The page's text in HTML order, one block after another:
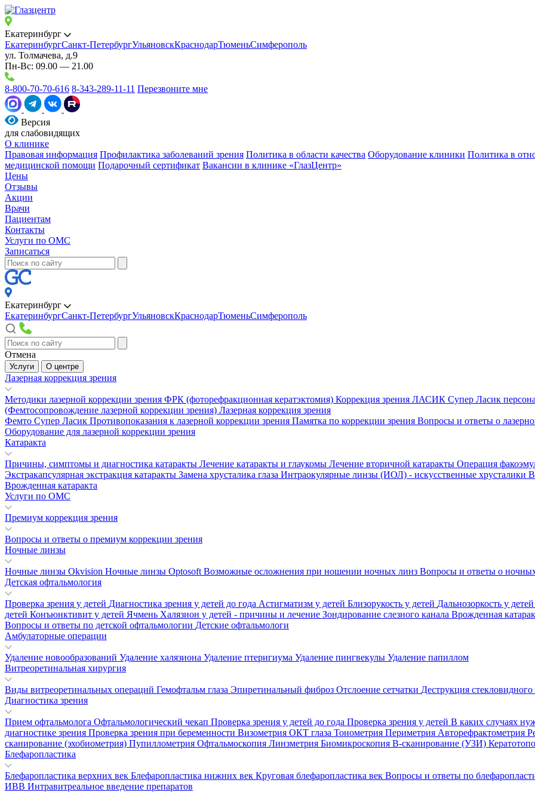
Екатеринбург
ЕкатеринбургСанкт-ПетербургУльяновскКраснодарТюменьСимферополь
ул. Толмачева, д.9
Пн-Вс: 09.00 — 21.00
8-800-70-70-616 8-343-289-11-11 Перезвоните мне
Версия
для слабовидящих
О клинике
Правовая информация Профилактика заболеваний зрения Политика в области качества Оборудование клиники Политика в
медицинской помощи Подарочный сертификат Вакансии в клинике «ГлазЦентр»
Цены
Отзывы
Акции
Врачи
Пациентам
Контакты
Услуги по ОМС
Записаться
Екатеринбург
ЕкатеринбургСанкт-ПетербургУльяновскКраснодарТюменьСимферополь
Отмена
Услуги О центре
Лазерная коррекция зрения
Методики лазерной коррекции зрения ФРК (фоторефракционная кератэктомия) Коррекция зрения ЛАСИК Супер Ласик
(Фемтосопровождение лазерной коррекции зрения) Лазерная коррекция зрения
Фемто Супер Ласик Противопоказания к лазерной коррекции зрения Памятка по коррекции зрения Вопросы и ответы о
Оборудование для лазерной коррекции зрения
Катаракта
Причины, симптомы и диагностика катаракты Лечение катаракты и глаукомы Лечение вторичной катаракты Операция
Экстракапсулярная экстракция катаракты Замена хрусталика глаза Интраокулярные линзы (ИОЛ) - искусственные хрусталики
Врожденная катаракта
Услуги по ОМС
Премиум коррекция зрения
Вопросы и ответы о премиум коррекции зрения
Ночные линзы
Ночные линзы Okvision Ночные линзы Optosoft Возможные осложнения при ношении ночных линз Вопросы и ответы о
Детская офтальмология
Проверка зрения у детей Диагностика зрения у детей до года Астигматизм у детей Близорукость у детей Дальнозоркость у детей
детей Конъюнктивит у детей Ячмень Халязион у детей - причины и лечение Зондирование слезного канала Врожденная
Вопросы и ответы по детской офтальмологии Детские офтальмологи
Амбулаторные операции
Удаление новообразований Удаление халязиона Удаление птеригиума Удаление пингвекулы Удаление папиллом
Витреоретинальная хирургия
Виды витреоретинальных операций Гемофтальм глаза Эпиретинальный фиброз Отслоение сетчатки Деструкция стекловидного
Диагностика зрения
Прием офтальмолога Офтальмологический чекап Проверка зрения у детей до года Проверка зрения у детей В каких случаях
диагностике зрения Проверка зрения при беременности Визометрия ОКТ глаза Тонометрия Периметрия Авторефрактометрия
сканирование (эхобиометрия) Пупиллометрия Офтальмоскопия Линзметрия Биомикроскопия В-сканирование (УЗИ)
Блефаропластика
Блефаропластика верхних век Блефаропластика нижних век Круговая блефаропластика век Вопросы и ответы по
ИВВ Интравитреальное введение препаратов